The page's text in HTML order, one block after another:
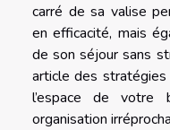
carré de sa valise
en efficacité, mais
de son séjour sans
article des stratégies
l’espace de votre
organisation